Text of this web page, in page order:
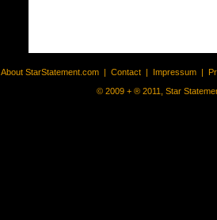
About StarStatement.com | Contact | Impressum |
© 2009 + ® 2011, Star